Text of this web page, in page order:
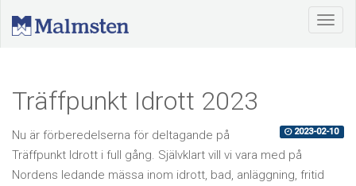
Träffpunkt Idrott 2023
2023-02-10
Nu är förberedelserna för deltagande på
Träffpunkt Idrott i full gång. Självklart vill vi vara med på
Nordens ledande mässa inom idrott, bad, anläggning, fritid